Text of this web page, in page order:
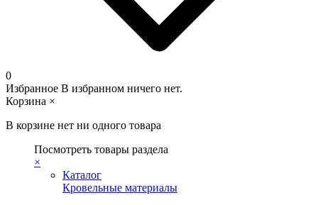
0
Избранное В избранном ничего нет.
Корзина ×
В корзине нет ни одного товара
Посмотреть товары раздела
×
Каталог
Кровельные материалы